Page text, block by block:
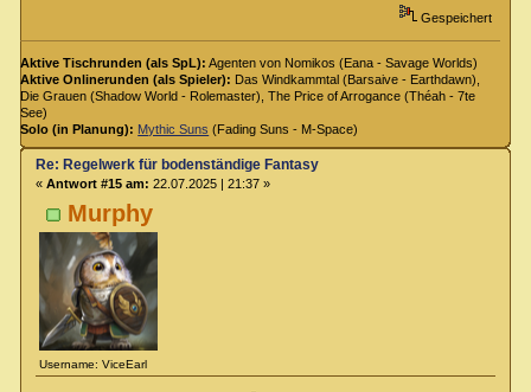
Gespeichert
Aktive Tischrunden (als SpL): Agenten von Nomikos (Eana - Savage Worlds)
Aktive Onlinerunden (als Spieler): Das Windkammtal (Barsaive - Earthdawn),
Die Grauen (Shadow World - Rolemaster), The Price of Arrogance (Théah - 7te
See)
Solo (in Planung): Mythic Suns (Fading Suns - M-Space)
Murphy
Username: ViceEarl
Re: Regelwerk für bodenständige Fantasy
« Antwort #15 am: 22.07.2025 | 21:37 »